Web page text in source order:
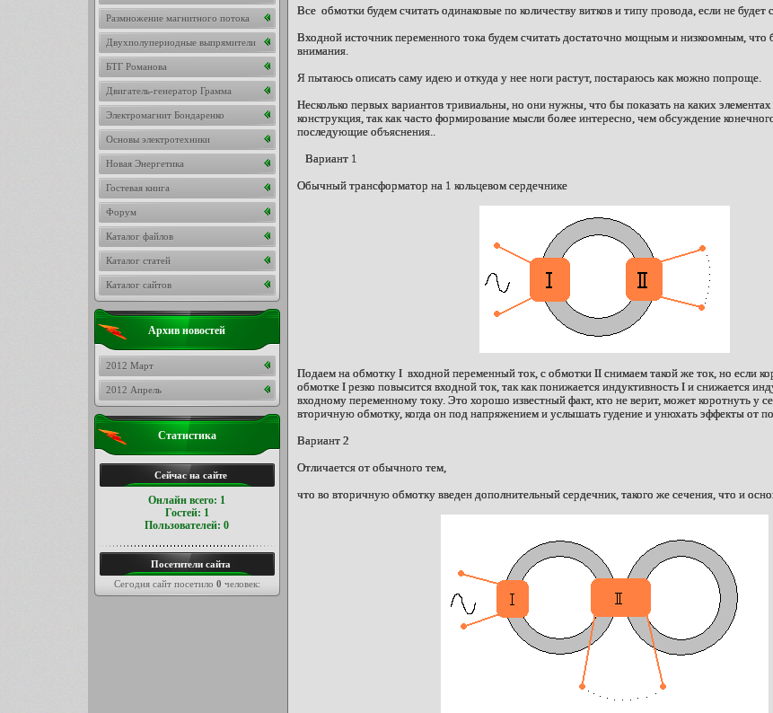
Все обмотки будем считать одинаковые по количеству витков и типу провода, если не будет
Входной источник переменного тока будем считать достаточно мощным и низкоомным, что
внимания.
Я пытаюсь описать саму идею и откуда у нее ноги растут, постараюсь как можно попроще.
Несколько первых вариантов тривиальны, но они нужны, что бы показать на каких элементах
конструкция, так как часто формирование мысли более интересно, чем обсуждение
последующие объяснения..
Вариант 1
Обычный трансформатор на 1 кольцевом сердечнике
Подаем на обмотку I входной переменный ток, с обмотки II снимаем такой же ток, но если
обмотке I резко повысится входной ток, так как понижается индуктивность I и снижается
входному переменному току. Это хорошо известный факт, кто не верит, может коротнуть у
вторичную обмотку, когда он под напряжением и услышать гудение и унюхать эффекты от
Вариант 2
Отличается от обычного тем,
что во вторичную обмотку введен дополнительный сердечник, такого же сечения, что и
Размножение магнитного потока
Двухполупериодные выпрямители
БТГ Романова
Двигатель-генератор Грамма
Электромагнит Бондаренко
Основы электротехники
Новая Энергетика
Гостевая книга
Форум
Каталог файлов
Каталог статей
Каталог сайтов
Архив новостей
2012 Март
2012 Апрель
Статистика
Сейчас на сайте
Онлайн всего: 1
Гостей: 1
Пользователей: 0
Посетители сайта
Сегодня сайт посетило 0 человек: